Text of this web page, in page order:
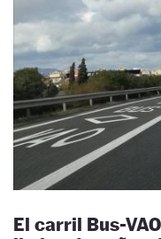
El carril Bus-